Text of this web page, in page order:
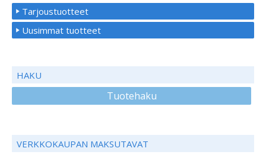
Tarjoustuotteet
Uusimmat tuotteet
HAKU
Tuotehaku
VERKKOKAUPAN MAKSUTAVAT